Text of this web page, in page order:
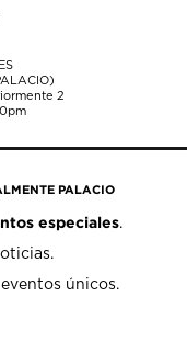
2
PALACIO
especiales.
únicos.